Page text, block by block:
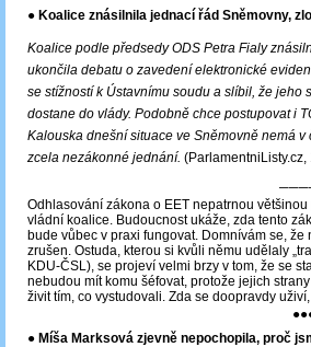
● Koalice znásilnila jednací řád Sněmovny,
Koalice podle předsedy ODS Petra Fialy
ukončila debatu o zavedení elektronické
se stížností k Ústavnímu soudu a slíbil, že jeho
dostane do vlády. Podobně chce postupovat i
Kalouska dnešní situace ve Sněmovně nemá
zcela nezákonné jednání.
Odhlasování zákona o EET nepatrnou
vládní koalice. Budoucnost ukáže, zda tento
bude vůbec v praxi fungovat. Domnívám se, že
zrušen. Ostuda, kterou si kvůli němu udělaly
KDU-ČSL), se projeví velmi brzy v tom, že se
nebudou mít komu šéfovat, protože jejich
živit tím, co vystudovali. Zda se doopravdy
● Míša Marksová zjevně nepochopila, proč